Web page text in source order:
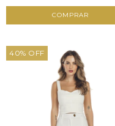
COMPRAR
40% OFF